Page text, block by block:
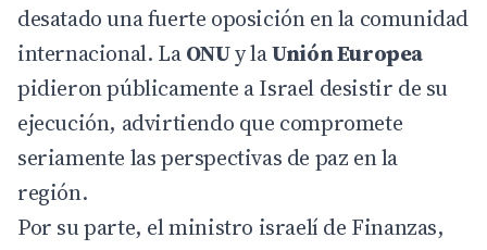
desatado una fuerte oposición en la comunidad
internacional. LaONUy laUnión Europea
pidieron públicamente a Israel desistir de su
ejecución, advirtiendo que compromete
seriamente las perspectivas de paz en la
región.
Por su parte, el ministro israelí de Finanzas,